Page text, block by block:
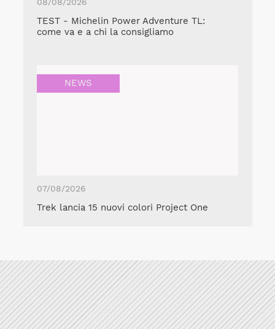
TEST - Michelin Power Adventure TL:
come va e a chi la consigliamo
NEWS
07/08/2026
Trek lancia 15 nuovi colori Project One